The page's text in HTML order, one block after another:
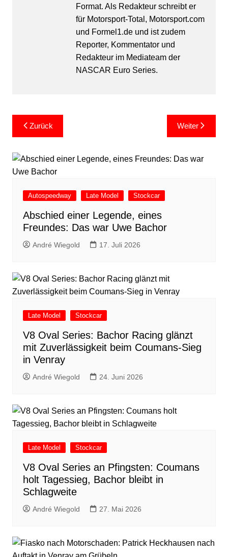
Format. Als Redakteur schreibt er
für Motorsport-Total, Motorsport.com
und Formel1.de und ist zudem
Reporter, Kommentator und
Redakteur im Mediateam der
NASCAR Euro Series.
Beitragsnavigation
Zurück Weiter
Autospeedway Late Model Stockcar
Abschied einer Legende, eines
Freundes: Das war Uwe Bachor
André Wiegold 17. Juli 2026
Late Model Stockcar
V8 Oval Series: Bachor Racing glänzt
mit Zuverlässigkeit beim Coumans-Sieg
in Venray
André Wiegold 24. Juni 2026
Late Model Stockcar
V8 Oval Series an Pfingsten: Coumans
holt Tagessieg, Bachor bleibt in
Schlagweite
André Wiegold 27. Mai 2026